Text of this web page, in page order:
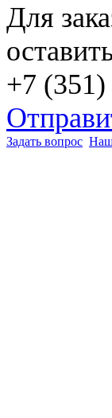
Для
+7
Задать вопрос